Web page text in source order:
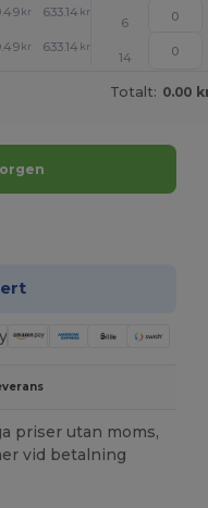
kr 633.14 kr +
6
kr 633.14 kr +
14
Totalt: 0.00
priser utan moms,
vid betalning